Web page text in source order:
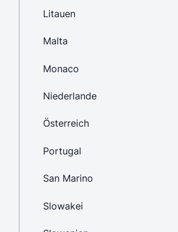
Litauen
Malta
Monaco
Niederlande
Österreich
Portugal
San Marino
Slowakei